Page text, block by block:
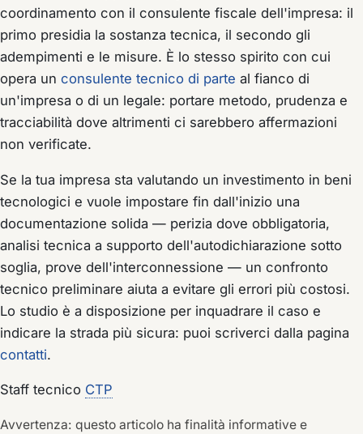
coordinamento con il consulente fiscale dell'impresa: il
primo presidia la sostanza tecnica, il secondo gli
adempimenti e le misure. È lo stesso spirito con cui
opera un consulente tecnico di parte al fianco di
un'impresa o di un legale: portare metodo, prudenza e
tracciabilità dove altrimenti ci sarebbero affermazioni
non verificate.
Se la tua impresa sta valutando un investimento in beni
tecnologici e vuole impostare fin dall'inizio una
documentazione solida — perizia dove obbligatoria,
analisi tecnica a supporto dell'autodichiarazione sotto
soglia, prove dell'interconnessione — un confronto
tecnico preliminare aiuta a evitare gli errori più costosi.
Lo studio è a disposizione per inquadrare il caso e
indicare la strada più sicura: puoi scriverci dalla pagina
contatti.
Staff tecnico CTP
Avvertenza: questo articolo ha finalità informative e